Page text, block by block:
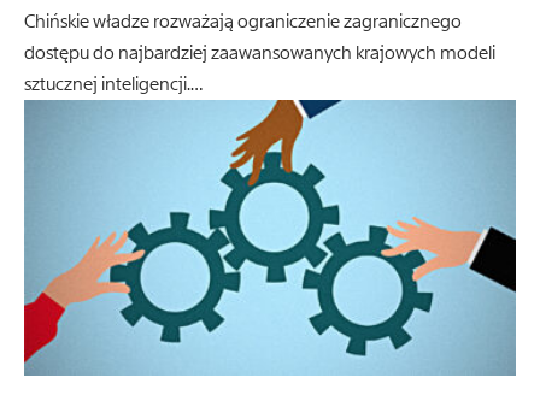
Chińskie władze rozważają ograniczenie zagranicznego
dostępu do najbardziej zaawansowanych krajowych modeli
sztucznej inteligencji.…